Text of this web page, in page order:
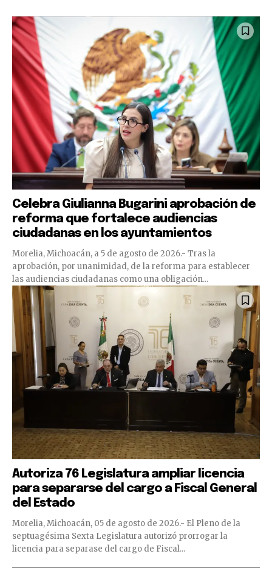
Celebra Giulianna Bugarini aprobación de
reforma que fortalece audiencias
ciudadanas en los ayuntamientos
Morelia, Michoacán, a 5 de agosto de 2026.- Tras la
aprobación, por unanimidad, de la reforma para establecer
las audiencias ciudadanas como una obligación...
Autoriza 76 Legislatura ampliar licencia
para separarse del cargo a Fiscal General
del Estado
Morelia, Michoacán, 05 de agosto de 2026.- El Pleno de la
septuagésima Sexta Legislatura autorizó prorrogar la
licencia para separase del cargo de Fiscal...